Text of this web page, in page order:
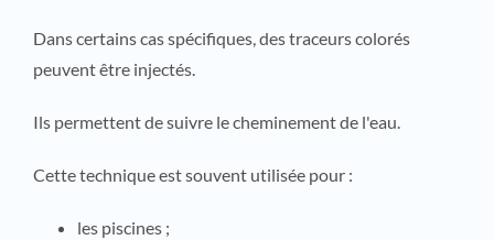
Dans certains cas spécifiques, des traceurs colorés
peuvent être injectés.
Ils permettent de suivre le cheminement de l'eau.
Cette technique est souvent utilisée pour :
les piscines ;